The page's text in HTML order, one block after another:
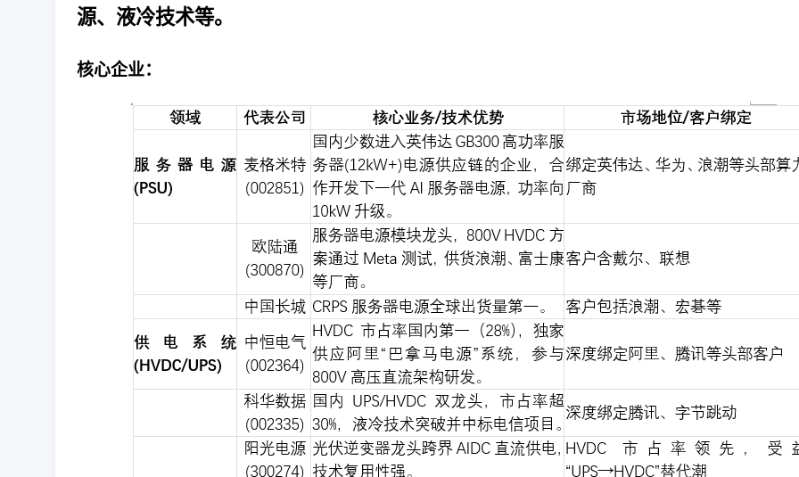
源、液冷技术等。
核心企业：